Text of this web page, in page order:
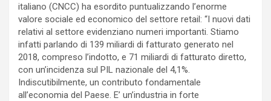
italiano (CNCC) ha esordito puntualizzando l’enorme
valore sociale ed economico del settore retail: “I nuovi dati
relativi al settore evidenziano numeri importanti. Stiamo
infatti parlando di 139 miliardi di fatturato generato nel
2018, compreso l’indotto, e 71 miliardi di fatturato diretto,
con un’incidenza sul PIL nazionale del 4,1%.
Indiscutibilmente, un contributo fondamentale
all’economia del Paese. E’ un’industria in forte